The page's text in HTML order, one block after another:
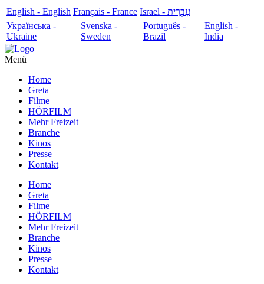
English - English Français - France
עִבְרִית - Israel
Українська -
Ukraine
Svenska -
Sweden
Português -
Brazil
English -
India
Menü
Home
Greta
Filme
HÖRFILM
Mehr Freizeit
Branche
Kinos
Presse
Kontakt
Home
Greta
Filme
HÖRFILM
Mehr Freizeit
Branche
Kinos
Presse
Kontakt